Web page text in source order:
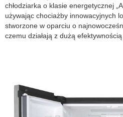
chłodziarka o klasie energetycznej
używając chociażby innowacyjnych
stworzone w oparciu o
czemu działają z dużą